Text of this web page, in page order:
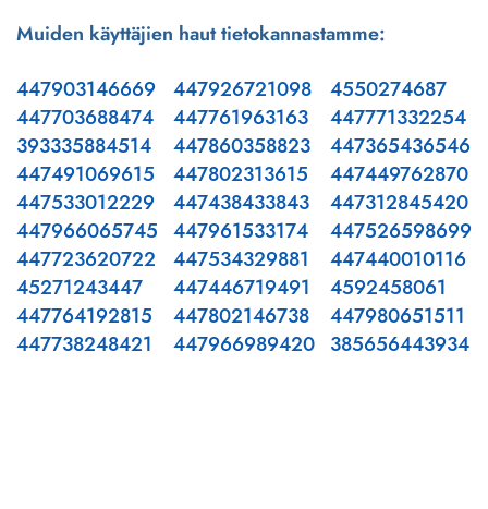
Muiden käyttäjien haut tietokannastamme:
447903146669
447703688474
393335884514
447491069615
447533012229
447966065745
447723620722
45271243447
447764192815
447738248421
447926721098
447761963163
447860358823
447802313615
447438433843
447961533174
447534329881
447446719491
447802146738
447966989420
4550274687
447771332254
447365436546
447449762870
447312845420
447526598699
447440010116
4592458061
447980651511
385656443934